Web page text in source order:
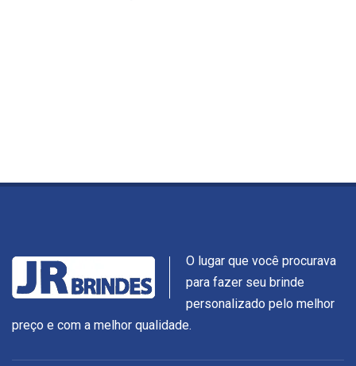
O lugar que você procurava
para fazer seu brinde
personalizado pelo melhor
preço e com a melhor qualidade.